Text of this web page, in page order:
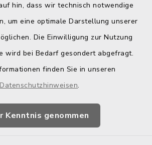
hin, dass wir technisch notwendige
um eine optimale Darstellung unserer
Die Einwilligung zur Nutzung
wird bei Bedarf gesondert abgefragt.
finden Sie in unseren
Datenschutzhinweisen.
Kenntnis genommen
Kontakt
Datenschutz
Hotspot-Nutzung